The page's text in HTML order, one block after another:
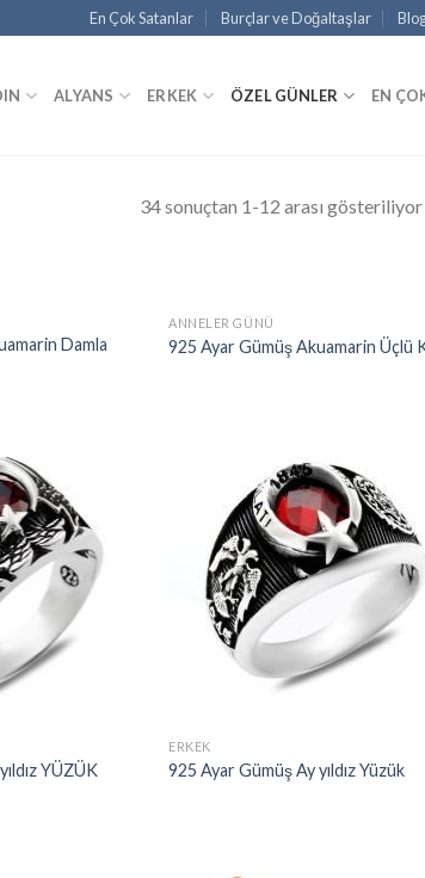
En Çok Satanlar Burçlar ve Doğaltaşlar
ALYANS ERKEK ÖZEL GÜNLER EN
34 sonuçtan 1-12 arası gösteriliyor
Damla
ANNELER GÜNÜ
925 Ayar Gümüş Akuamarin Üçlü
YÜZÜK
ERKEK
925 Ayar Gümüş Ay yıldız Yüzük